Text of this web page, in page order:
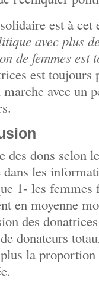
est à
avec plus
de femmes
est
avec un
des dons selon
les
1- les
en moyenne
des
donateurs
la